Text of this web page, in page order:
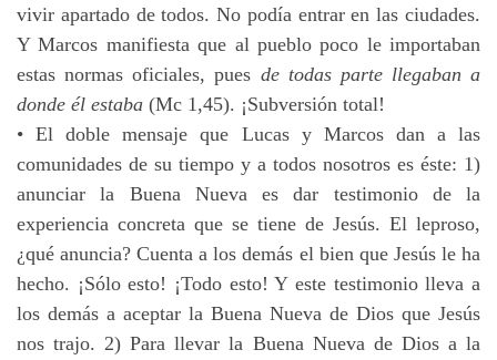
vivir apartado de todos. No podía entrar en las ciudades.
Y Marcos manifiesta que al pueblo poco le importaban
estas normas oficiales, pues de todas parte llegaban a
donde él estaba (Mc 1,45). ¡Subversión total!
• El doble mensaje que Lucas y Marcos dan a las
comunidades de su tiempo y a todos nosotros es éste: 1)
anunciar la Buena Nueva es dar testimonio de la
experiencia concreta que se tiene de Jesús. El leproso,
¿qué anuncia? Cuenta a los demás el bien que Jesús le ha
hecho. ¡Sólo esto! ¡Todo esto! Y este testimonio lleva a
los demás a aceptar la Buena Nueva de Dios que Jesús
nos trajo. 2) Para llevar la Buena Nueva de Dios a la